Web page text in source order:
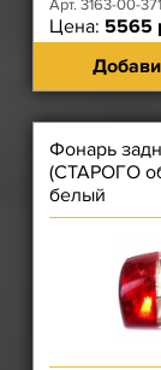
Арт. 3163-00-
Цена: 5565
Фонарь
(СТАРОГО
белый